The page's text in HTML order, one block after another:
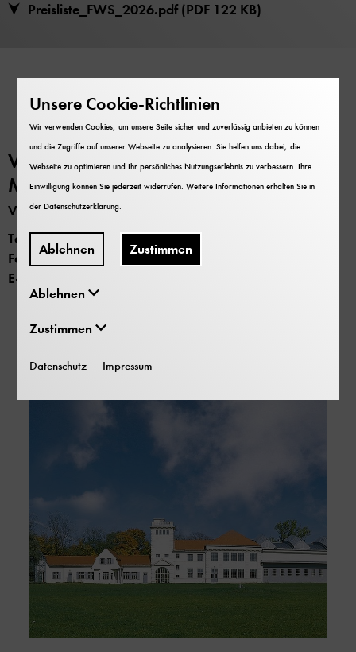
Preisliste_FWS_2026.pdf (PDF 122 KB)
Kontakt
Veranstaltungsbüro des Deutschen
Museums
Veranstaltungsmanagement
Telefon089 2179 - 467
Fax 089 2179 - 468
E-Mail
Unsere Cookie-Richtlinien
Wir verwenden Cookies, um unsere Seite sicher und zuverlässig anbieten zu können
und die Zugriffe auf unserer Webseite zu analysieren. Sie helfen uns dabei, die
Webseite zu optimieren und Ihr persönliches Nutzungserlebnis zu verbessern. Ihre
Einwilligung können Sie jederzeit widerrufen. Weitere Informationen erhalten Sie in
derDatenschutzerklärung
Ablehnen Zustimmen
Ablehnen
Zustimmen
Datenschutz Impressum